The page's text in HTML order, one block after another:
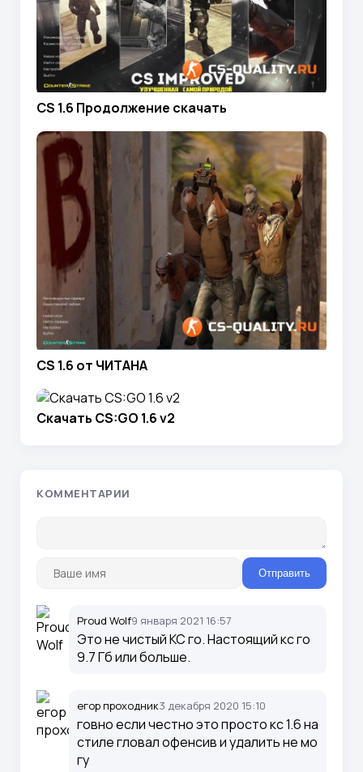
CS 1.6 Продолжение скачать
CS 1.6 от ЧИТАНА
Скачать CS:GO 1.6 v2
КОММЕНТАРИИ
Отправить
Proud Wolf9 января 2021 16:57
Это не чистый КС го. Настоящий кс го
9.7 Гб или больше.
егор проходник3 декабря 2020 15:10
говно если честно это просто кс 1.6 на
стиле гловал офенсив и удалить не мо
гу